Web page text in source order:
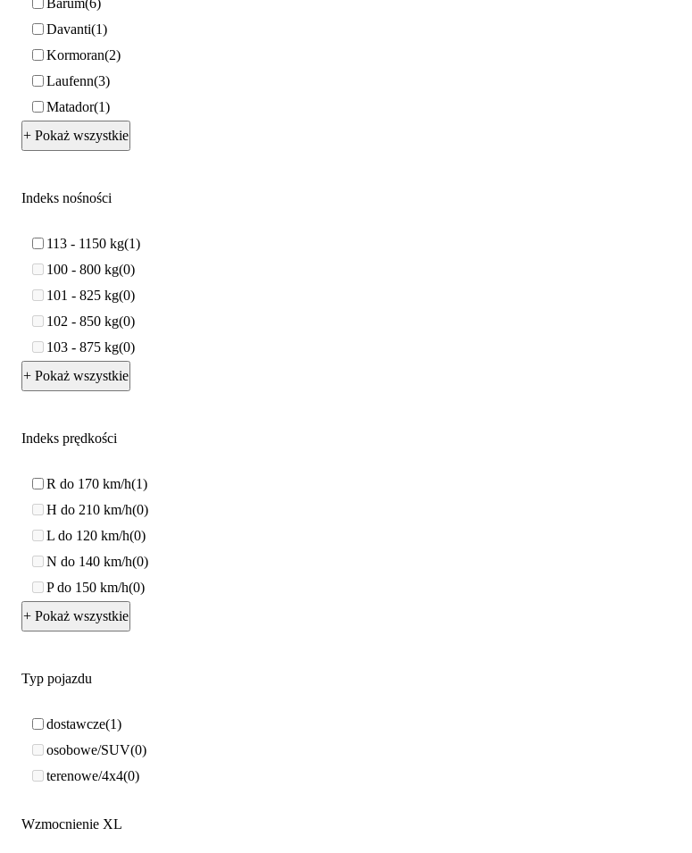
Barum 6
Davanti 1
Kormoran 2
Laufenn 3
Matador 1
+ Pokaż wszystkie
Indeks nośności
113 - 1150 kg 1
100 - 800 kg 0
101 - 825 kg 0
102 - 850 kg 0
103 - 875 kg 0
+ Pokaż wszystkie
Indeks prędkości
R do 170 km/h 1
H do 210 km/h 0
L do 120 km/h 0
N do 140 km/h 0
P do 150 km/h 0
+ Pokaż wszystkie
Typ pojazdu
dostawcze 1
osobowe/SUV 0
terenowe/4x4 0
Wzmocnienie XL